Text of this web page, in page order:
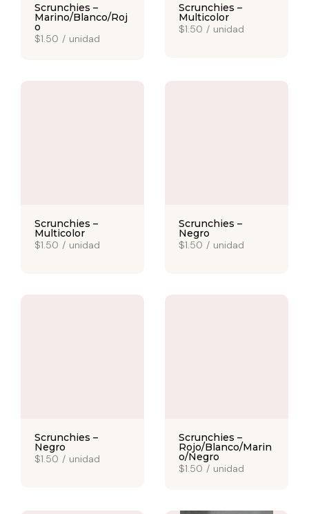
Scrunchies –
Marino/Blanco/Roj
o
$1.50 / unidad
Scrunchies –
Multicolor
$1.50 / unidad
Scrunchies –
Multicolor
$1.50 / unidad
Scrunchies –
Negro
$1.50 / unidad
Scrunchies –
Negro
$1.50 / unidad
Scrunchies –
Rojo/Blanco/Marin
o/Negro
$1.50 / unidad